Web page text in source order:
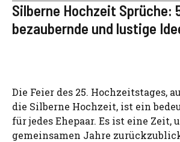
Silberne Hochzeit Sprüche:
bezaubernde und lustige
Die Feier des 25. Hochzeitstages,
die Silberne Hochzeit, ist ein
für jedes Ehepaar. Es ist eine Zeit,
gemeinsamen Jahre